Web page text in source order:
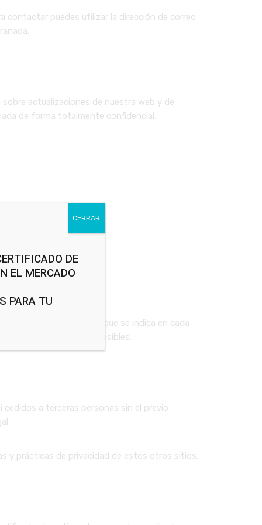
contactar puedes utilizar la dirección de correo
actualizaciones de nuestra web y de
de forma totalmente confidencial.
para un uso específico que se indica en cada
esos servicios no son posibles.
a terceras personas sin el previo
y prácticas de privacidad de estos otros sitios.
DE
EL MERCADO
PARA TU
CERRAR